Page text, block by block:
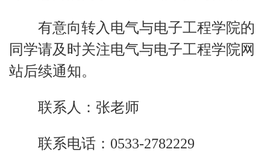
有意向转入电气与电子工程学院的
同学请及时关注电气与电子工程学院网
站后续通知。
联系人：张老师
联系电话：0533-2782229